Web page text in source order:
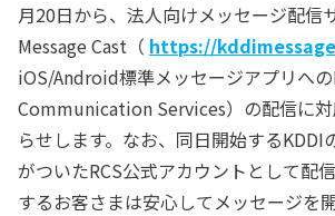
月20日から、法人向けメッセージ配信
Message Cast（ https://
iOS/Android標準メッセージアプリへ
Communication Services）の配信に
らせします。なお、同日開始するKDDI
がついたRCS公式アカウントとして配
するお客さまは安心してメッセージを